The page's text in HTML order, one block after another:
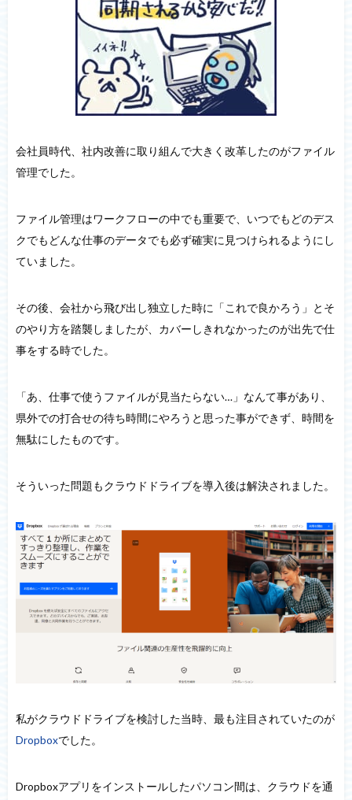
会社員時代、社内改善に取り組んで大きく改革したのがファイル
管理でした。
ファイル管理はワークフローの中でも重要で、いつでもどのデス
クでもどんな仕事のデータでも必ず確実に見つけられるようにし
ていました。
その後、会社から飛び出し独立した時に「これで良かろう」とそ
のやり方を踏襲しましたが、カバーしきれなかったのが出先で仕
事をする時でした。
「あ、仕事で使うファイルが見当たらない…」なんて事があり、
県外での打合せの待ち時間にやろうと思った事ができず、時間を
無駄にしたものです。
そういった問題もクラウドドライブを導入後は解決されました。
私がクラウドドライブを検討した当時、最も注目されていたのが
Dropboxでした。
Dropboxアプリをインストールしたパソコン間は、クラウドを通